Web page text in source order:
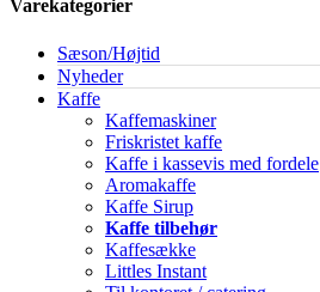
Varekategorier
Sæson/Højtid
Nyheder
Kaffe
Kaffemaskiner
Friskristet kaffe
Kaffe i kassevis med fordele
Aromakaffe
Kaffe Sirup
Kaffe tilbehør
Kaffesække
Littles Instant